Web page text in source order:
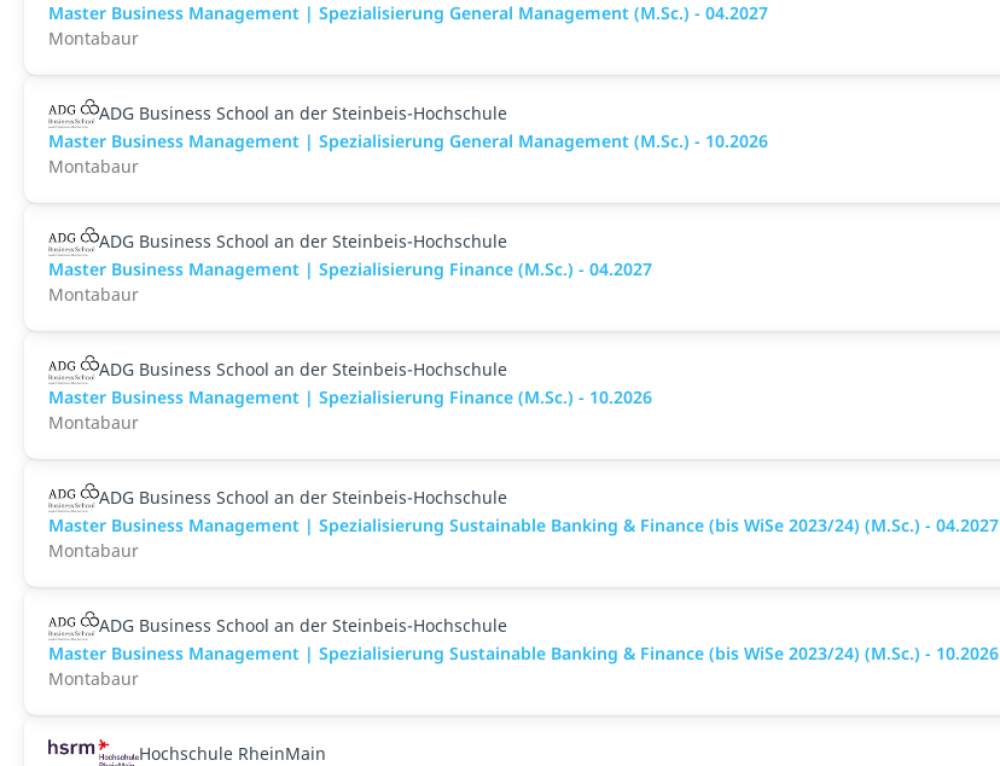
Master Business Management | Spezialisierung General Management (M.Sc.) - 04.2027
Montabaur
ADG Business School an der Steinbeis-Hochschule
Master Business Management | Spezialisierung General Management (M.Sc.) - 10.2026
Montabaur
ADG Business School an der Steinbeis-Hochschule
Master Business Management | Spezialisierung Finance (M.Sc.) - 04.2027
Montabaur
ADG Business School an der Steinbeis-Hochschule
Master Business Management | Spezialisierung Finance (M.Sc.) - 10.2026
Montabaur
ADG Business School an der Steinbeis-Hochschule
Master Business Management | Spezialisierung Sustainable Banking & Finance (bis WiSe 2023/24) (M.Sc.) - 04.2027
Montabaur
ADG Business School an der Steinbeis-Hochschule
Master Business Management | Spezialisierung Sustainable Banking & Finance (bis WiSe 2023/24) (M.Sc.) - 10.2026
Montabaur
Hochschule RheinMain